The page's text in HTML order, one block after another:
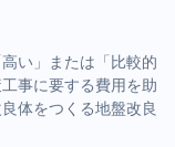
い」または「比較的
事に要する費用を助
体をつくる地盤改良